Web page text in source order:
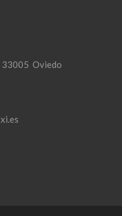
Oviedo